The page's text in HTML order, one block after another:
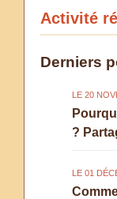
Activité
Derniers
LE 20
?
LE 01